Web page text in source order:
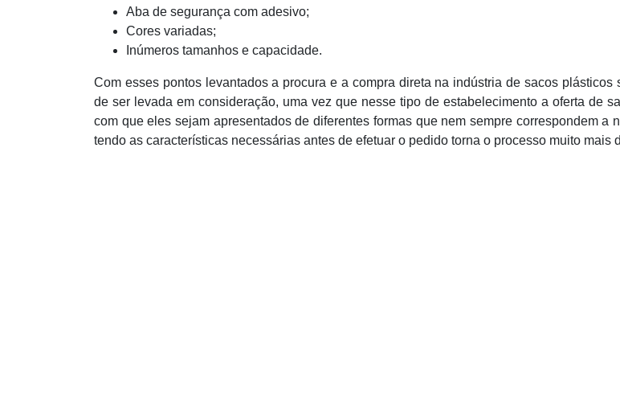
Aba de segurança com adesivo;
Cores variadas;
Inúmeros tamanhos e capacidade.
Com esses pontos levantados a procura e a compra direta na indústria de sacos plásticos
de ser levada em consideração, uma vez que nesse tipo de estabelecimento a oferta de
com que eles sejam apresentados de diferentes formas que nem sempre correspondem a
tendo as características necessárias antes de efetuar o pedido torna o processo muito mais